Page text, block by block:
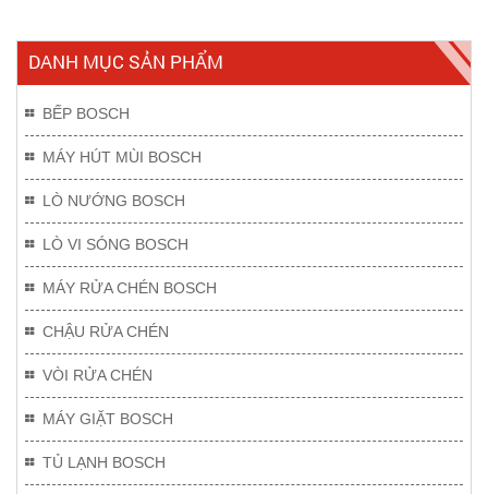
DANH MỤC SẢN PHẨM
BẾP BOSCH
MÁY HÚT MÙI BOSCH
LÒ NƯỚNG BOSCH
LÒ VI SÓNG BOSCH
MÁY RỬA CHÉN BOSCH
CHẬU RỬA CHÉN
VÒI RỬA CHÉN
MÁY GIẶT BOSCH
TỦ LẠNH BOSCH